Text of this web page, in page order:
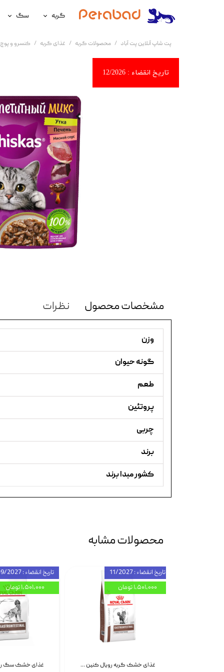
گربه
غذای گربه
آرایشی و بهداشتی گربه
سگ
آرایشی و
پت شاپ آنلاین پت آباد محصولات گربه غذای گربه کنسرو و
مشخصات محصول نظرات
وزن
گونه حیوان
طعم
پروتئین
چربی
برند
کشور مبدا برند
محصولات مشابه
تاریخ انقضاء : 09/2027
۱,۵۰۱,۰۰۰ تومان
غذای خشک گربه رویال کنین Gastrointestinal Fibre Response وزن 2 کیلوگرم | پت استوک
تاریخ انقضاء : 11/2027
۱,۵۰۱,۰۰۰ تومان